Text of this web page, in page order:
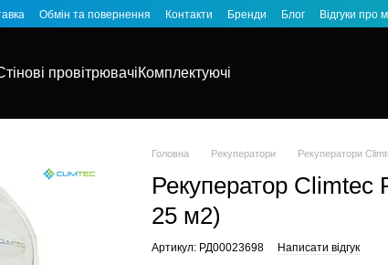
Обмін та повернення Контакти Бренди Блог Відгуки про
провітрювачіКомплектуючі
Головна Рекуператори Рекуператори
Рекуператор
25 м2)
Артикул: РД00023698 Написати відгук